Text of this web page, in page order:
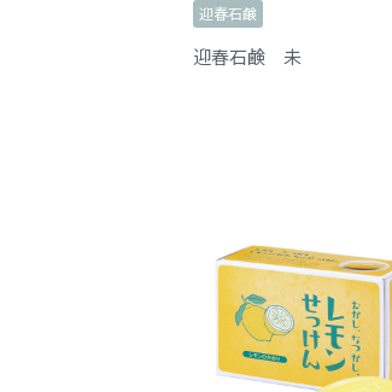
迎春石鹸
迎春石鹸 未